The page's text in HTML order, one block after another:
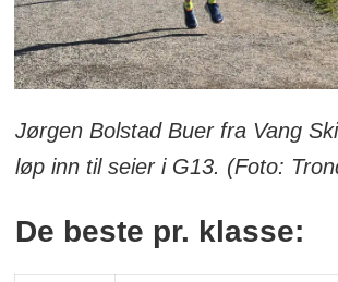
Jørgen Bolstad Buer fra Vang
løp inn til seier i G13. (Foto:
De beste pr. klasse: